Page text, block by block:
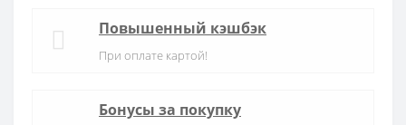
Повышенный кэшбэк
При оплате картой!
Бонусы за покупку